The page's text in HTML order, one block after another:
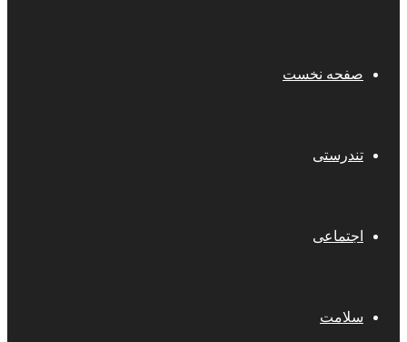
صفحه نخست
تندرستی
اجتماعی
سلامت